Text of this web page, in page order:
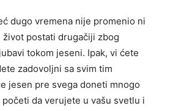
dugo vremena nije promenio ni
život postati drugačiji zbog
tokom jeseni. Ipak, vi ćete
zadovoljni sa svim tim
jesen pre svega doneti mnogo
da verujete u vašu svetlu i